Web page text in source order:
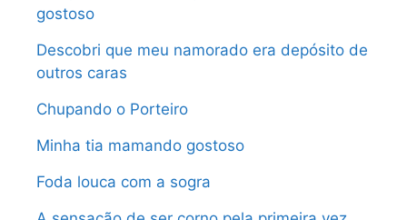
gostoso
Descobri que meu namorado era depósito de
outros caras
Chupando o Porteiro
Minha tia mamando gostoso
Foda louca com a sogra